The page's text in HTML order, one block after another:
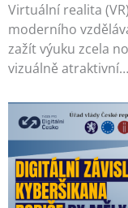
Virtuální realita
moderního
zažít výuku zcela
vizuálně atraktivní…